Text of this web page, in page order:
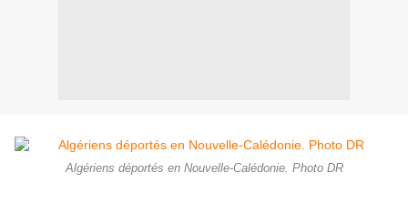
Algériens déportés en Nouvelle-Calédonie. Photo DR